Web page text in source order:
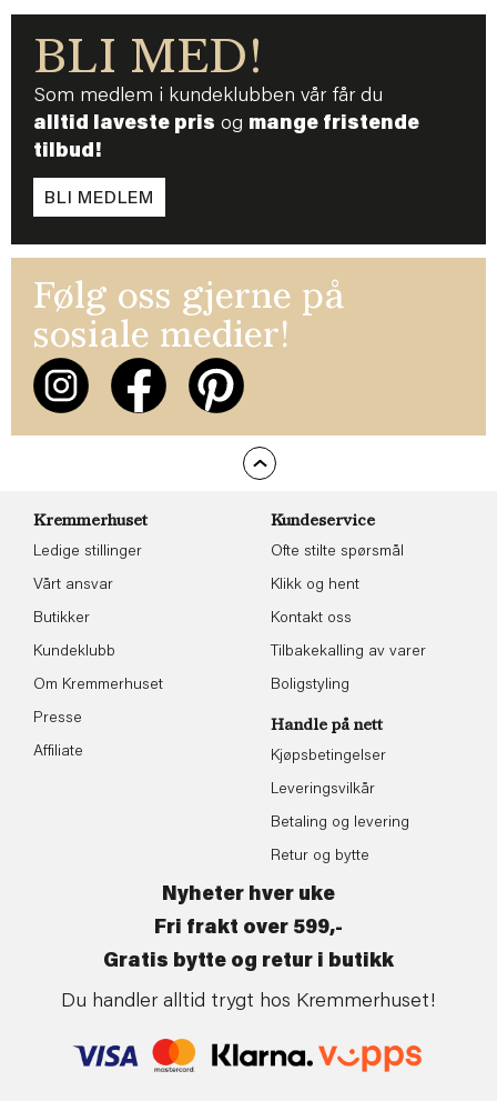
BLI MED!
Som medlem i kundeklubben vår får du
alltid laveste pris og mange fristende
tilbud!
BLI MEDLEM
Følg oss gjerne på
sosiale medier!
Kremmerhuset
Ledige stillinger
Vårt ansvar
Butikker
Kundeklubb
Om Kremmerhuset
Presse
Affiliate
Kundeservice
Ofte stilte spørsmål
Klikk og hent
Kontakt oss
Tilbakekalling av varer
Boligstyling
Handle på nett
Kjøpsbetingelser
Leveringsvilkår
Betaling og levering
Retur og bytte
Nyheter hver uke
Fri frakt over 599,-
Gratis bytte og retur i butikk
Du handler alltid trygt hos Kremmerhuset!